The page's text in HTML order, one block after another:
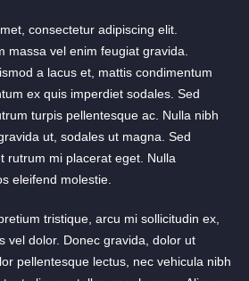
consectetur adipiscing elit.
massa vel enim feugiat gravida.
a lacus et, mattis condimentum
ex quis imperdiet sodales. Sed
turpis pellentesque ac. Nulla nibh
ut, sodales ut magna. Sed
rutrum mi placerat eget. Nulla
eleifend molestie.
tristique, arcu mi sollicitudin ex,
vel dolor. Donec gravida, dolor ut
pellentesque lectus, nec vehicula nibh